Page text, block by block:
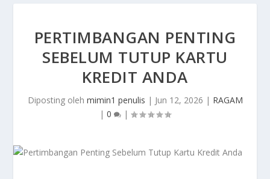
PERTIMBANGAN PENTING
SEBELUM TUTUP KARTU
KREDIT ANDA
Diposting oleh mimin1 penulis | Jun 12, 2026 | RAGAM
| 0 |